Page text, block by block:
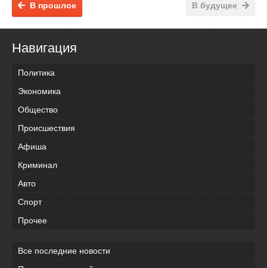
В будущее
В прошлое
Навигация
Политика
Экономика
Общество
Происшествия
Афиша
Криминал
Авто
Спорт
Прочее
Все последние новости